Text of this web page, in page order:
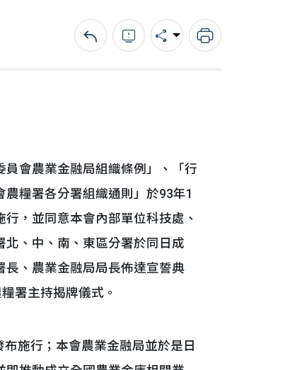
回上一頁錯誤回報分享 列印
員會農業金融局組織條例」、「行
糧署各分署組織通則」於93年1
，並同意本會內部單位科技處、
、中、南、東區分署於同日成
長、農業金融局局長佈達宣誓典
署主持揭牌儀式。
施行；本會農業金融局並於是日